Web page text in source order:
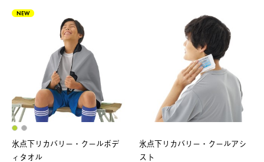
NEW
氷点下リカバリー・クールボデ
ィタオル
氷点下リカバリー・クールアシ
スト